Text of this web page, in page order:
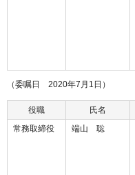
（委嘱日 2020年7月1日）
役職 氏名
常務取締役
端山 聡